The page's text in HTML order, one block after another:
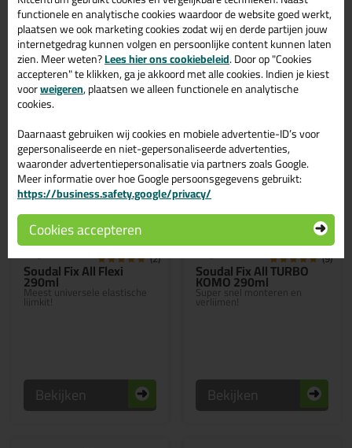
Bekijken Bekijken
Soudal Fix All Flexi
290ml
Meest universele elastische
lijmkit!
Actiecode: bouwvak10
7,09 (2)
Bekijken
Soudal Fix All TURBO
KOMO 290ml
Super snel monteren en
verlijmen!
Actiecode: bouwvak10
7,69 (9)
Bekijken
functionele en analytische cookies waardoor de website goed werkt,
plaatsen we ook marketing cookies zodat wij en derde partijen jouw
internetgedrag kunnen volgen en persoonlijke content kunnen laten
zien. Meer weten?Lees hier ons cookiebeleid. Door op "Cookies
accepteren" te klikken, ga je akkoord met alle cookies. Indien je kiest
voorweigeren, plaatsen we alleen functionele en analytische
cookies.
Daarnaast gebruiken wij cookies en mobiele advertentie-ID’s voor
gepersonaliseerde en niet-gepersonaliseerde advertenties,
waaronder advertentiepersonalisatie via partners zoals Google.
Meer informatie over hoe Google persoonsgegevens gebruikt:
https://business.safety.google/privacy/
Cookies accepteren